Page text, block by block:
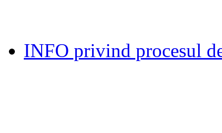
INFO privind procesul